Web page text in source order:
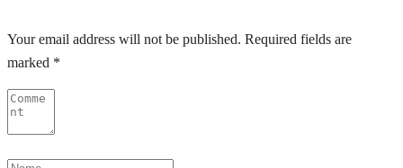
Your email address will not be published. Required fields are
marked *